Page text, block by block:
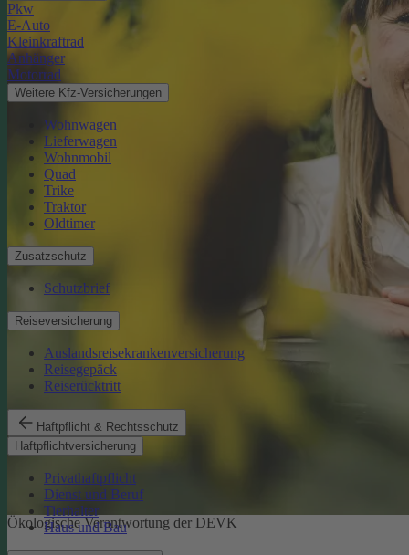
Pkw
E-Auto
Kleinkraftrad
Anhänger
Motorrad
Weitere Kfz-Versicherungen
Wohnwagen
Lieferwagen
Wohnmobil
Quad
Trike
Traktor
Oldtimer
Zusatzschutz
Schutzbrief
Reiseversicherung
Auslandsreisekrankenversicherung
Reisegepäck
Reiserücktritt
Haftpflicht & Rechtsschutz
Haftpflichtversicherung
Privathaftpflicht
Dienst und Beruf
Tierhalter
Haus und Bau
Ökologische Verantwortung der DEVK